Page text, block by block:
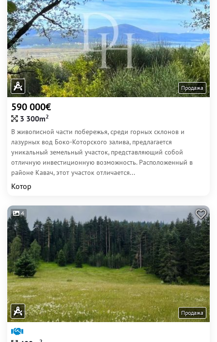
Продажа
590 000€
3 300m2
В живописной части побережья, среди горных склонов и
лазурных вод Боко-Которского залива, предлагается
уникальный земельный участок, представляющий собой
отличную инвестиционную возможность. Расположенный в
районе Кавач, этот участок отличается...
Котор
4
Продажа